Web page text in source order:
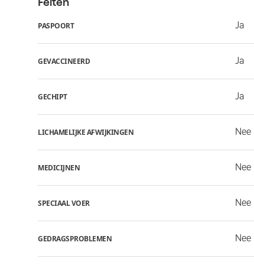
PASPOORT Ja
GEVACCINEERD Ja
GECHIPT Ja
LICHAMELIJKE AFWIJKINGEN Nee
MEDICIJNEN Nee
SPECIAAL VOER Nee
GEDRAGSPROBLEMEN Nee